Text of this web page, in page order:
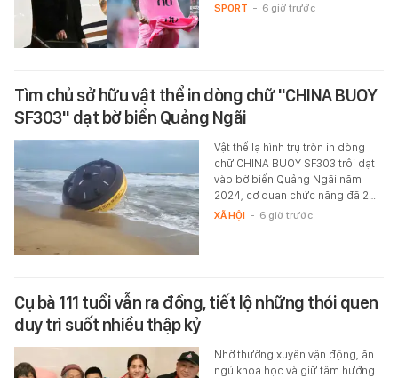
SPORT - 6 giờ trước
Tìm chủ sở hữu vật thể in dòng chữ "CHINA BUOY
SF303" dạt bờ biển Quảng Ngãi
Vật thể lạ hình trụ tròn in dòng
chữ CHINA BUOY SF303 trôi dạt
vào bờ biển Quảng Ngãi năm
2024, cơ quan chức năng đã 2…
XÃ HỘI - 6 giờ trước
Cụ bà 111 tuổi vẫn ra đồng, tiết lộ những thói quen
duy trì suốt nhiều thập kỷ
Nhờ thường xuyên vận động, ăn
ngủ khoa học và giữ tâm hướng